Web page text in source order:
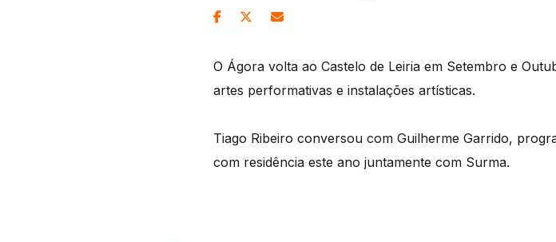
O Ágora volta ao Castelo de Leiria em Setembro e
artes performativas e instalações artísticas.
Tiago Ribeiro conversou com Guilherme Garrido,
com residência este ano juntamente com Surma.